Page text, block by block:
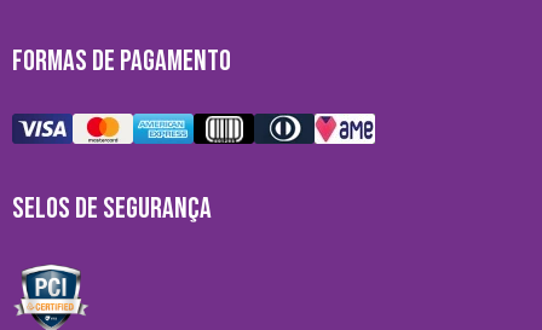
FORMAS DE PAGAMENTO
SELOS DE SEGURANÇA